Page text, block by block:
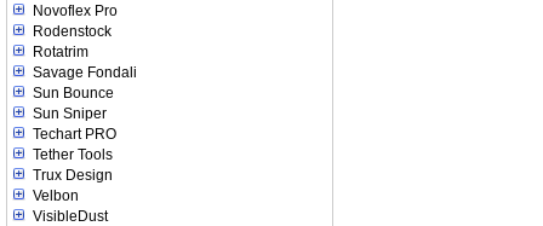
Novoflex Pro
Rodenstock
Rotatrim
Savage Fondali
Sun Bounce
Sun Sniper
Techart PRO
Tether Tools
Trux Design
Velbon
VisibleDust